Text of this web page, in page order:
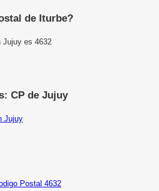
de Iturbe?
Jujuy es 4632
CP de Jujuy
Jujuy
Postal 4632